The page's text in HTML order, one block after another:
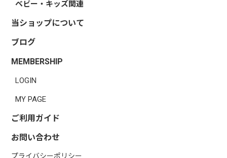
ベビー・キッズ関連
当ショップについて
ブログ
MEMBERSHIP
LOGIN
MY PAGE
ご利用ガイド
お問い合わせ
プライバシーポリシー